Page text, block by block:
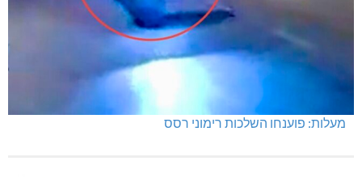
מעלות: פוענחו השלכות רימוני רסס